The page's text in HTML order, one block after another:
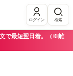
ログイン 検索
で最短翌日着。（※離